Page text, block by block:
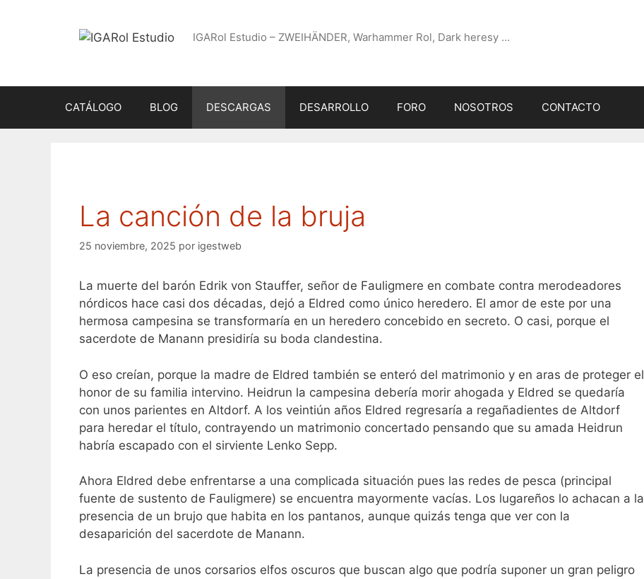
IGARol Estudio – ZWEIHÄNDER, Warhammer Rol, Dark heresy …
CATÁLOGO BLOG DESCARGAS DESARROLLO FORO NOSOTROS CONTACTO
La canción de la bruja
25 noviembre, 2025 por igestweb
La muerte del barón Edrik von Stauffer, señor de Fauligmere en combate contra merodeadores
nórdicos hace casi dos décadas, dejó a Eldred como único heredero. El amor de este por una
hermosa campesina se transformaría en un heredero concebido en secreto. O casi, porque el
sacerdote de Manann presidiría su boda clandestina.
O eso creían, porque la madre de Eldred también se enteró del matrimonio y en aras de proteger el
honor de su familia intervino. Heidrun la campesina debería morir ahogada y Eldred se quedaría
con unos parientes en Altdorf. A los veintiún años Eldred regresaría a regañadientes de Altdorf
para heredar el título, contrayendo un matrimonio concertado pensando que su amada Heidrun
habría escapado con el sirviente Lenko Sepp.
Ahora Eldred debe enfrentarse a una complicada situación pues las redes de pesca (principal
fuente de sustento de Fauligmere) se encuentra mayormente vacías. Los lugareños lo achacan a la
presencia de un brujo que habita en los pantanos, aunque quizás tenga que ver con la
desaparición del sacerdote de Manann.
La presencia de unos corsarios elfos oscuros que buscan algo que podría suponer un gran peligro